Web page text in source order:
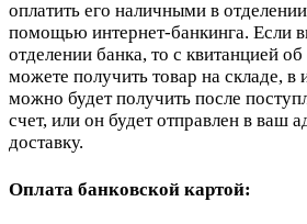
оплатить его наличными в
помощью интернет-банкинга. Если
отделении банка, то с квитанцией
можете получить товар на складе, в
можно будет получить после
счет, или он будет отправлен в ваш
доставку.
Оплата банковской картой: